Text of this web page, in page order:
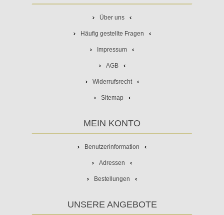
Über uns
Häufig gestellte Fragen
Impressum
AGB
Widerrufsrecht
Sitemap
MEIN KONTO
Benutzerinformation
Adressen
Bestellungen
UNSERE ANGEBOTE